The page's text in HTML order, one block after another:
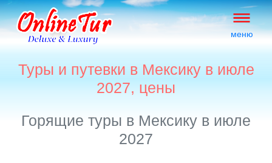
меню
Туры и путевки в Мексику в июле
2027, цены
Горящие туры в Мексику в июле
2027